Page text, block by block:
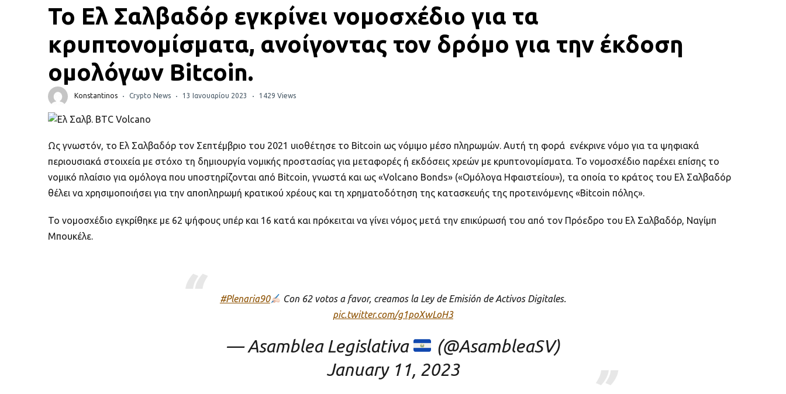
Το Ελ Σαλβαδόρ εγκρίνει νομοσχέδιο για τα
κρυπτονομίσματα, ανοίγοντας τον δρόμο για την έκδοση
ομολόγων Bitcoin.
Konstantinos Crypto News 13 Ιανουαρίου 2023 1429 Views
Ως γνωστόν, το Ελ Σαλβαδόρ τον Σεπτέμβριο του 2021 υιοθέτησε το Bitcoin ως νόμιμο μέσο πληρωμών. Αυτή τη φορά ενέκρινε νόμο για τα ψηφιακά
περιουσιακά στοιχεία με στόχο τη δημιουργία νομικής προστασίας για μεταφορές ή εκδόσεις χρεών με κρυπτονομίσματα. Το νομοσχέδιο παρέχει επίσης το
νομικό πλαίσιο για ομόλογα που υποστηρίζονται από Bitcoin, γνωστά και ως «Volcano Bonds» («Ομόλογα Ηφαιστείου»), τα οποία το κράτος του Ελ Σαλβαδόρ
θέλει να χρησιμοποιήσει για την αποπληρωμή κρατικού χρέους και τη χρηματοδότηση της κατασκευής της προτεινόμενης «Bitcoin πόλης».
Το νομοσχέδιο εγκρίθηκε με 62 ψήφους υπέρ και 16 κατά και πρόκειται να γίνει νόμος μετά την επικύρωσή του από τον Πρόεδρο του Ελ Σαλβαδόρ, Ναγίμπ
Μπουκέλε.
#Plenaria90
Con 62 votos a favor, creamos la Ley de Emisión de Activos Digitales.
pic.twitter.com/g1poXwLoH3
— Asamblea Legislativa
(@AsambleaSV)
January 11, 2023
Πορτοφόλια Κρυπτονομισμάτων
Metamask τι είναι και πως λειτουργεί αυτό το
πορτοφόλι;
Τι είναι τα NFTs